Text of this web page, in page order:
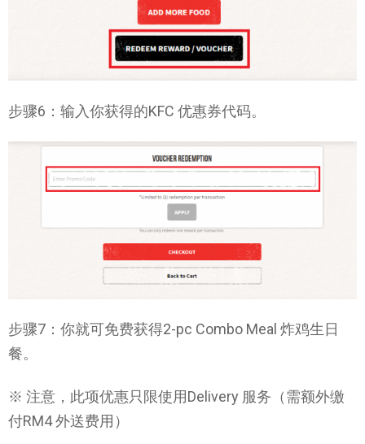
步骤6：输入你获得的KFC 优惠券代码。
步骤7：你就可免费获得2-pc Combo Meal 炸鸡生日
餐。
※ 注意，此项优惠只限使用Delivery 服务（需额外缴
付RM4 外送费用）